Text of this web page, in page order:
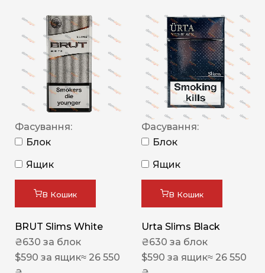
Фасування:
Блок
Ящик
В Кошик
BRUT Slims White
₴630 за блок
$590 за ящик≈ 26 550
Фасування:
Блок
Ящик
В Кошик
Urta Slims Black
₴630 за блок
$590 за ящик≈ 26 550